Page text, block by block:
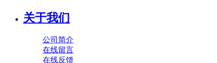
关于我们
公司简介
在线留言
在线反馈